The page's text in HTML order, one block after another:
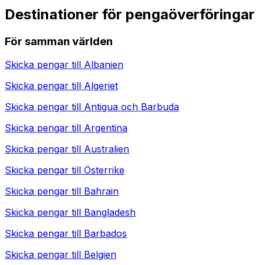
Destinationer för pengaöverföringar
För samman världen
Skicka pengar till Albanien
Skicka pengar till Algeriet
Skicka pengar till Antigua och Barbuda
Skicka pengar till Argentina
Skicka pengar till Australien
Skicka pengar till Österrike
Skicka pengar till Bahrain
Skicka pengar till Bangladesh
Skicka pengar till Barbados
Skicka pengar till Belgien